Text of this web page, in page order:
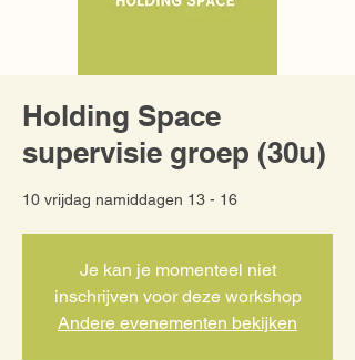
Holding Space
supervisie groep (30u)
10 vrijdag namiddagen 13 - 16
Je kan je momenteel niet
inschrijven voor deze workshop
Andere evenementen bekijken